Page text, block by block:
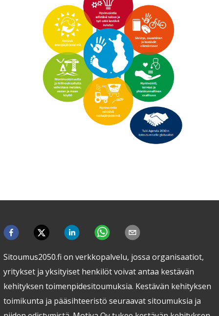
Sitoumus2050.fi on verkkopalvelu, jossa organisaatiot,
yritykset ja yksityiset henkilöt voivat antaa kestävän
kehityksen toimenpidesitoumuksia. Kestävän kehityksen
toimikunta ja pääsihteeristö seuraavat sitoumuksia ja